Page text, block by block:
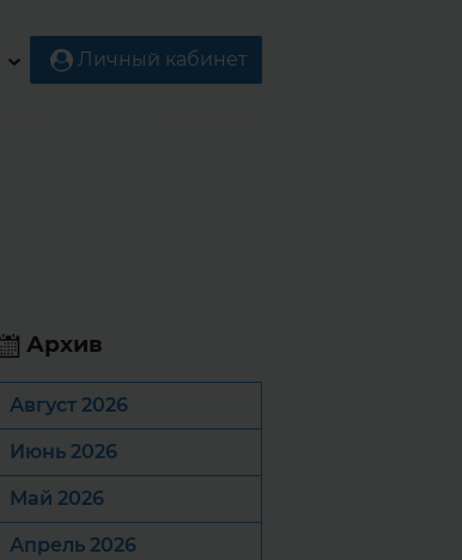
Личный кабинет
Архив
Август 2026
Июнь 2026
Май 2026
Апрель 2026